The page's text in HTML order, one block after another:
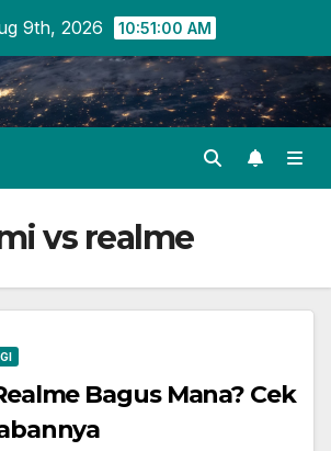
9th, 2026 10:51:00 AM
vs realme
Bagus Mana? Cek